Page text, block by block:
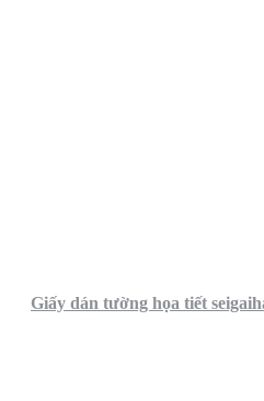
Giấy dán tường họa tiết